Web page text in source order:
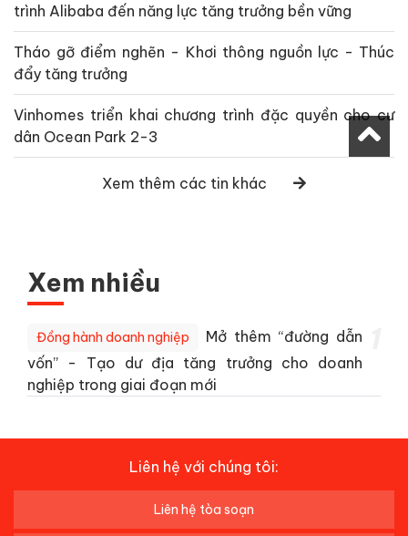
trình Alibaba đến năng lực tăng trưởng bền vững
Tháo gỡ điểm nghẽn - Khơi thông nguồn lực - Thúc
đẩy tăng trưởng
Vinhomes triển khai chương trình đặc quyền cho cư
dân Ocean Park 2-3
Xem thêm các tin khác
Xem nhiều
Đồng hành doanh nghiệp
Mở thêm “đường dẫn
vốn” - Tạo dư địa tăng trưởng cho doanh
nghiệp trong giai đoạn mới
Liên hệ với chúng tôi:
Liên hệ tòa soạn